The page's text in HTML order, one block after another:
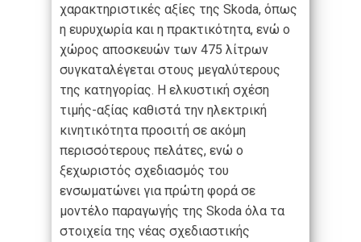
χαρακτηριστικές αξίες της Skoda, όπως
η ευρυχωρία και η πρακτικότητα, ενώ ο
χώρος αποσκευών των 475 λίτρων
συγκαταλέγεται στους μεγαλύτερους
της κατηγορίας. Η ελκυστική σχέση
τιμής-αξίας καθιστά την ηλεκτρική
κινητικότητα προσιτή σε ακόμη
περισσότερους πελάτες, ενώ ο
ξεχωριστός σχεδιασμός του
ενσωματώνει για πρώτη φορά σε
μοντέλο παραγωγής της Skoda όλα τα
στοιχεία της νέας σχεδιαστικής